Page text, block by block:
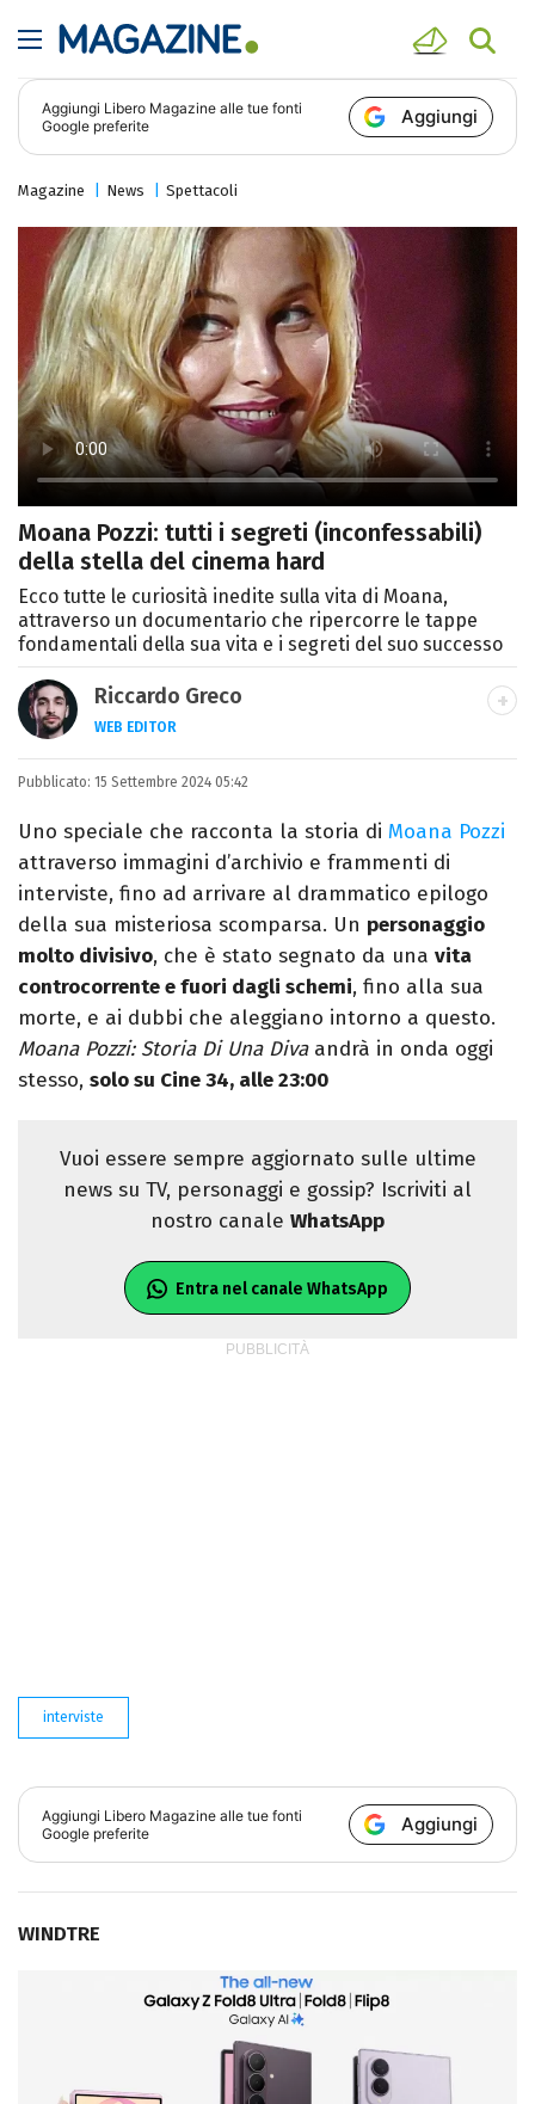
Aggiungi Libero Magazine alle tue fonti
Google preferite
Aggiungi
Magazine News Spettacoli
Moana Pozzi: tutti i segreti (inconfessabili)
della stella del cinema hard
Ecco tutte le curiosità inedite sulla vita di Moana,
attraverso un documentario che ripercorre le tappe
fondamentali della sua vita e i segreti del suo successo
Riccardo Greco
WEB EDITOR
LINKEDIN
Si avvicina all'editoria studiando all'IED
come Fashion Editor. Si specializza poi in
Comunicazione digitale, Giornalismo e
Nuovi media presso La Sapienza,
collaborando con alcune testate ed uffici
stampa.
Pubblicato: 15 Settembre 2024 05:42
Uno speciale che racconta la storia di Moana Pozzi
attraverso immagini d’archivio e frammenti di
interviste, fino ad arrivare al drammatico epilogo
della sua misteriosa scomparsa. Un personaggio
molto divisivo, che è stato segnato da una vita
controcorrente e fuori dagli schemi, fino alla sua
morte, e ai dubbi che aleggiano intorno a questo.
Moana Pozzi: Storia Di Una Divaandrà in onda oggi
stesso, solo su Cine 34, alle 23:00
Vuoi essere sempre aggiornato sulle ultime
news su TV, personaggi e gossip? Iscriviti al
nostro canale WhatsApp
Entra nel canale WhatsApp
interviste
Aggiungi Libero Magazine alle tue fonti
Google preferite
Aggiungi
WINDTRE